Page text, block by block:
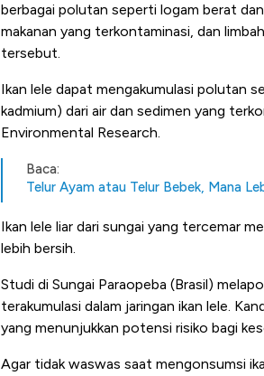
berbagai polutan seperti logam berat
makanan yang terkontaminasi, dan
tersebut.
Ikan lele dapat mengakumulasi polutan
kadmium) dari air dan sedimen yang
Environmental Research.
Baca:
Telur Ayam atau Telur Bebek, Mana
Ikan lele liar dari sungai yang tercemar
lebih bersih.
Studi di Sungai Paraopeba (Brasil)
terakumulasi dalam jaringan ikan lele.
yang menunjukkan potensi risiko bagi
Agar tidak waswas saat mengonsumsi